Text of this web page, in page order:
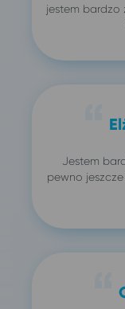
jestem bardzo
Jestem
pewno jeszcze